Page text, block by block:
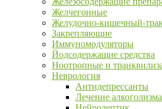
Желчегонные
Желудочно-кишечный-
Закрепляющие
Иммуномодуляторы
Йодсодержащие средства
Ноотропные и
Неврология
Антидепрессанты
Лечение алкоголизма